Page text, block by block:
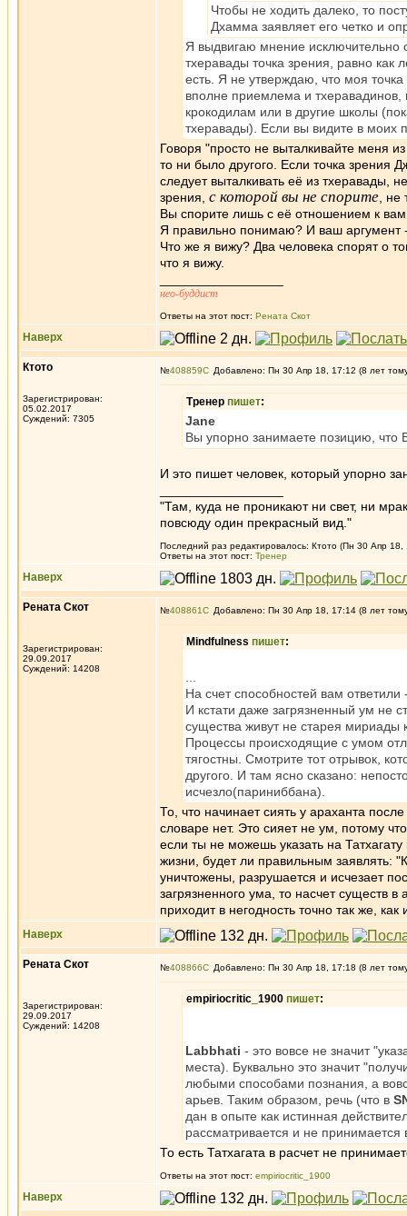
Чтобы не ходить далеко, то
Дхамма заявляет его четко и
Я выдвигаю мнение исключительно
тхеравады точка зрения, равно как
есть. Я не утверждаю, что моя
вполне приемлема и
крокодилам или в другие школы
тхеравады). Если вы видите в моих
Говоря "просто не выталкивайте меня
то ни было другого. Если точка зрения
следует выталкивать её из тхеравады,
зрения, с которой вы не спорите ,
Вы спорите лишь с её отношением к вам
Я правильно понимаю? И ваш аргумент
Что же я вижу? Два человека спорят о
что я вижу.
нео-буддист
Ответы на этот пост: Рената Скот
Наверх
Ктото
Зарегистрирован:
05.02.2017
Суждений: 7305
№408859 Добавлено: Пн 30 Апр 18, 17:12 (8 лет
Тренер пишет:
Jane
Вы упорно занимаете позицию, что
И это пишет человек, который упорно
"Там, куда не проникают ни свет, ни
повсюду один прекрасный вид."
Последний раз редактировалось: Ктото (Пн 30 Апр 18,
Ответы на этот пост: Тренер
Наверх
Рената Скот
Зарегистрирован:
29.09.2017
Суждений: 14208
№408861 Добавлено: Пн 30 Апр 18, 17:14 (8 лет
Mindfulness пишет:
На счет способностей вам
И кстати даже загрязненный ум не
существа живут не старея мириады
Процессы происходящие с умом
тягостны. Смотрите тот отрывок,
другого. И там ясно сказано:
исчезло(париниббана).
То, что начинает сиять у араханта
словаре нет. Это сияет не ум, потому
если ты не можешь указать на
жизни, будет ли правильным заявлять:
уничтожены, разрушается и исчезает
загрязненного ума, то насчет существ
приходит в негодность точно так же, как
Наверх
Рената Скот
Зарегистрирован:
29.09.2017
Суждений: 14208
№408866 Добавлено: Пн 30 Апр 18, 17:18 (8 лет
empiriocritic_1900 пишет:
Labbhati - это вовсе не значит
места). Буквально это значит
любыми способами познания, а
арьев. Таким образом, речь (что в
дан в опыте как истинная
рассматривается и не принимается
То есть Татхагата в расчет не
Ответы на этот пост: empiriocritic_1900
Наверх